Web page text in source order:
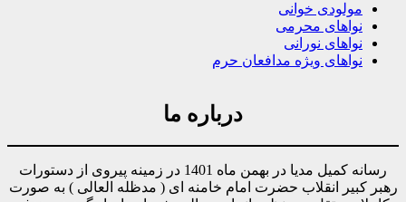
مولودی خوانی
نواهای محرمی
نواهای نورانی
نواهای ویژه مدافعان حرم
درباره ما
رسانه کمیل مدیا در بهمن ماه 1401 در زمینه پیروی از دستورات
رهبر کبیر انقلاب حضرت امام خامنه ای ( مدظله العالی ) به صورت